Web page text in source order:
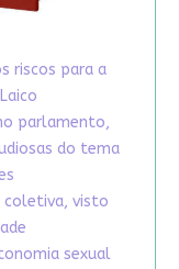
riscos para a
parlamento,
do tema
coletiva, visto
sexual